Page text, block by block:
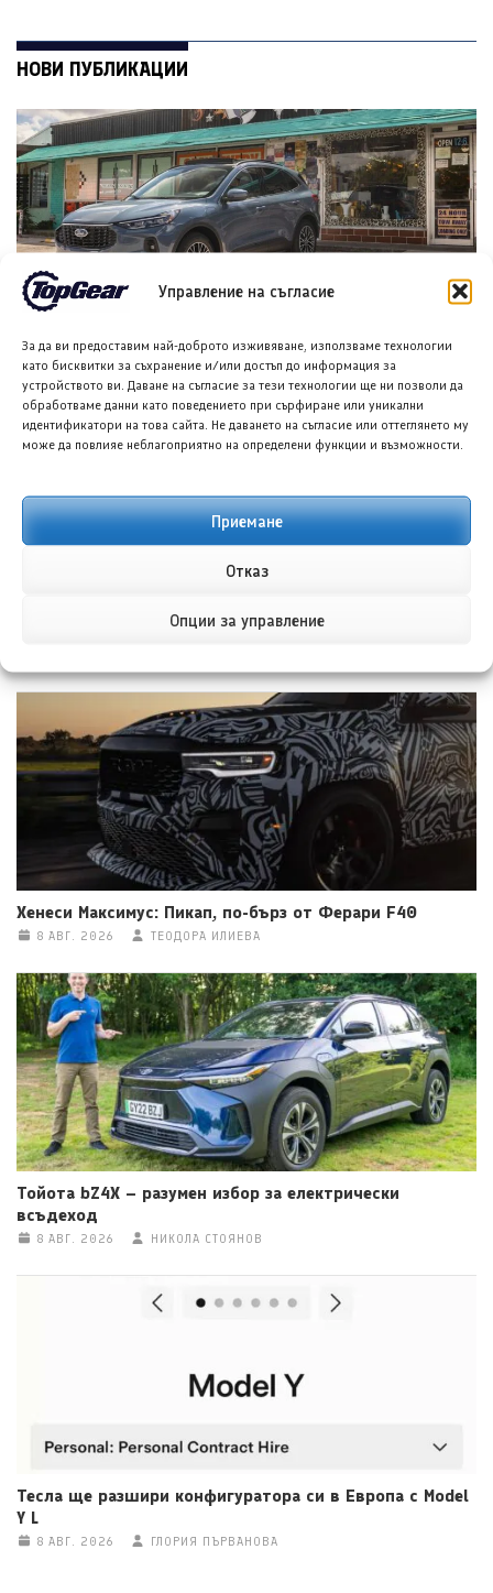
Управление на съгласие
За да ви предоставим най-доброто изживяване, използваме технологии
като бисквитки за съхранение и/или достъп до информация за
устройството ви. Даване на съгласие за тези технологии ще ни позволи да
обработваме данни като поведението при сърфиране или уникални
идентификатори на това сайта. Не даването на съгласие или оттеглянето му
може да повлияе неблагоприятно на определени функции и възможности.
Приемане
Отказ
Опции за управление
НОВИ ПУБЛИКАЦИИ
Mustang
8 АВГ. 2026 ГЛОРИЯ ПЪРВАНОВА
Тойота Hilux: По-добра ли е от всякога?
Хенеси Максимус: Пикап, по-бърз от Ферари F40
8 АВГ. 2026 ТЕОДОРА ИЛИЕВА
Тойота bZ4X – разумен избор за електрически
всъдеход
8 АВГ. 2026 НИКОЛА СТОЯНОВ
Тесла ще разшири конфигуратора си в Европа с Model
Y L
8 АВГ. 2026 ГЛОРИЯ ПЪРВАНОВА